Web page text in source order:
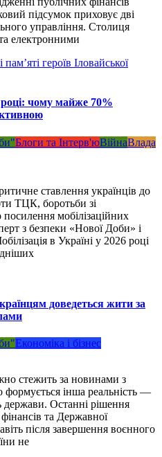
підсумок приховує дві
управління. Столиця
електронними
році: чому майже 70%
Блоги та Інтерв'юВійнаВлада
ставлення українців до
ТЦК, боротьби зі
мобілізаційних
з безпеки «Нової Доби» і
в Україні у 2026 році
доведеться жити за
Економіка і бізнес
стежить за новинами з
формується інша реальність —
держави. Останні рішення
та Державної
після завершення воєнного
не